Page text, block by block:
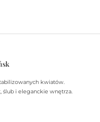
kwiatów.
ślub i eleganckie wnętrza.